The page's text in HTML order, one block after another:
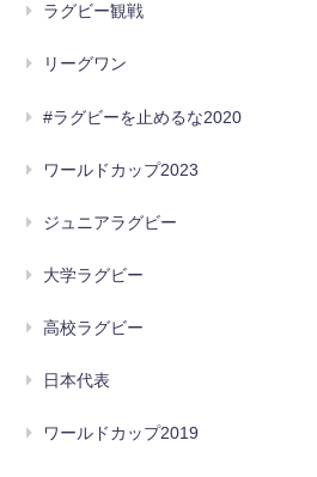
ラグビー観戦
リーグワン
#ラグビーを止めるな2020
ワールドカップ2023
ジュニアラグビー
大学ラグビー
高校ラグビー
日本代表
ワールドカップ2019